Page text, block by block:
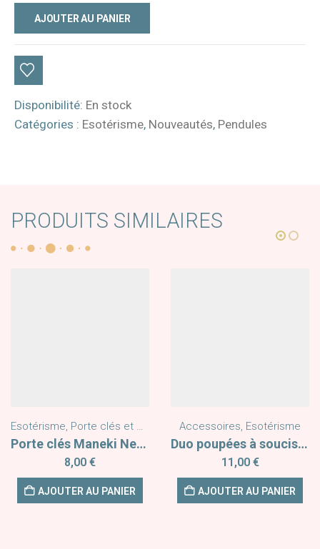
AJOUTER AU PANIER
Disponibilité: En stock
Catégories : Esotérisme, Nouveautés, Pendules
PRODUITS SIMILAIRES
Esotérisme, Porte clés et Grigri
Porte clés Maneki Neko Orange
8,00 €
AJOUTER AU PANIER
Accessoires, Esotérisme
Duo poupées à soucis Ma mère-veilleuse
11,00 €
AJOUTER AU PANIER